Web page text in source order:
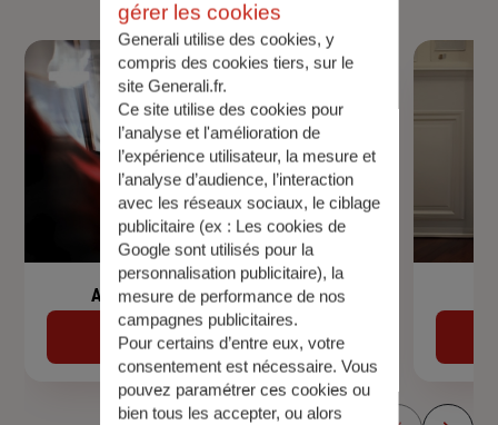
Assurance de prêt immobilier
Découvrir
gérer les cookies
Generali utilise des cookies, y
compris des cookies tiers, sur le
site Generali.fr.
Ce site utilise des cookies pour
l’analyse et l'amélioration de
l’expérience utilisateur, la mesure et
l’analyse d’audience, l’interaction
avec les réseaux sociaux, le ciblage
publicitaire (ex : Les cookies de
Google sont utilisés pour la
personnalisation publicitaire), la
mesure de performance de nos
campagnes publicitaires.
Pour certains d’entre eux, votre
consentement est nécessaire. Vous
pouvez paramétrer ces cookies ou
bien tous les accepter, ou alors